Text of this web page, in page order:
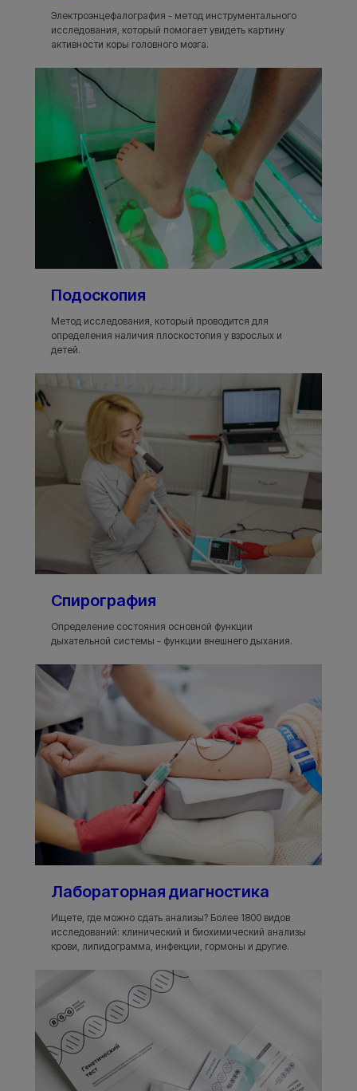
Электроэнцефалография - метод инструментального
исследования, который помогает увидеть картину
активности коры головного мозга.
Подоскопия
Метод исследования, который проводится для
определения наличия плоскостопия у взрослых и
детей.
Спирография
Определение состояния основной функции
дыхательной системы - функции внешнего дыхания.
Лабораторная диагностика
Ищете, где можно сдать анализы? Более 1800 видов
исследований: клинический и биохимический анализы
крови, липидограмма, инфекции, гормоны и другие.